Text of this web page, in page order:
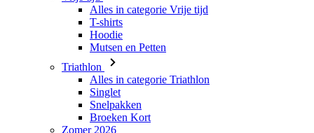
Triathlon
Alles in categorie Triathlon
Singlet
Snelpakken
Broeken Kort
Zomer 2026
Team replica's
Speciale edities
Opruiming
Waardebonnen